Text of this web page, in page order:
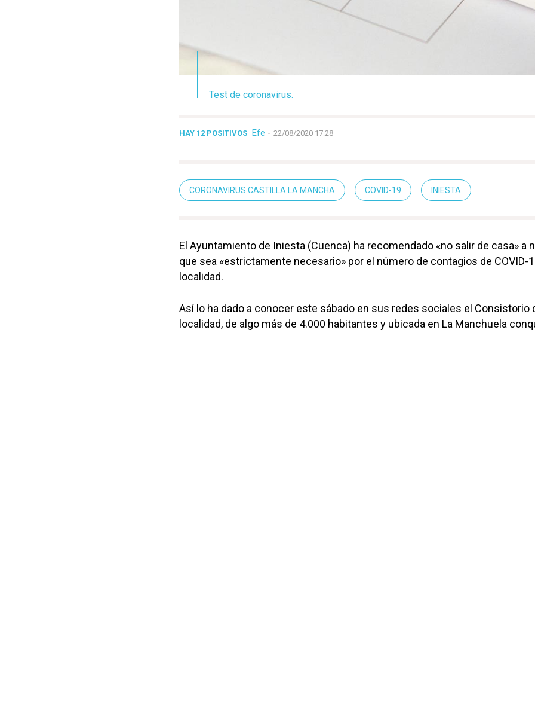
Test de coronavirus.
HAY 12 POSITIVOS Efe - 22/08/2020 17:28
CORONAVIRUS CASTILLA LA MANCHA COVID-19 INIESTA
El Ayuntamiento de Iniesta (Cuenca) ha recomendado «no salir de casa» a
que sea «estrictamente necesario» por el número de contagios de COVID-
localidad.
Así lo ha dado a conocer este sábado en sus redes sociales el Consistorio
localidad, de algo más de 4.000 habitantes y ubicada en La Manchuela